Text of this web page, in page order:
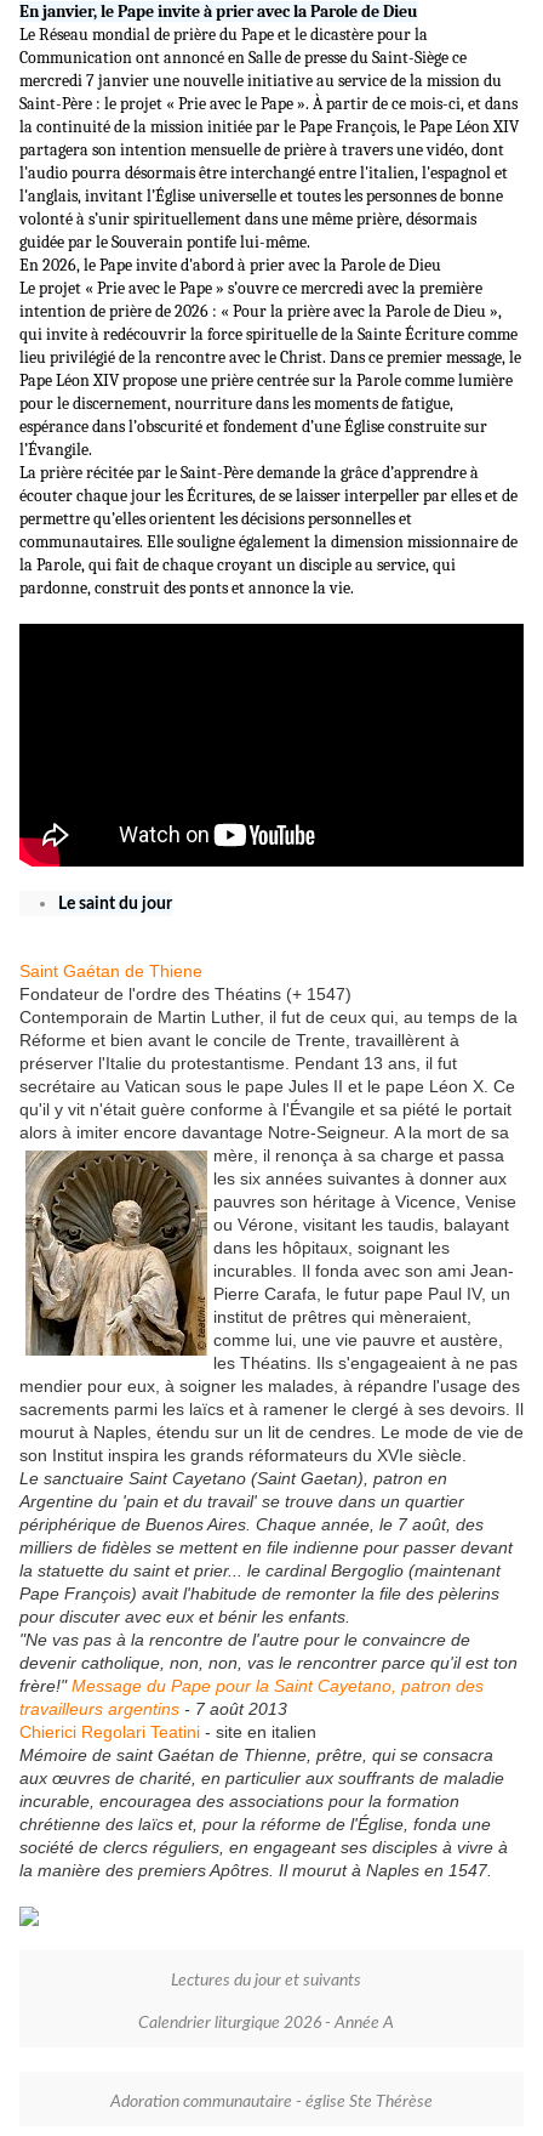
En janvier, le Pape invite à prier avec la Parole de Dieu
Le Réseau mondial de prière du Pape et le dicastère pour la
Communication ont annoncé en Salle de presse du Saint-Siège ce
mercredi 7 janvier une nouvelle initiative au service de la mission du
Saint-Père : le projet « Prie avec le Pape ». À partir de ce mois-ci, et dans
la continuité de la mission initiée par le Pape François, le Pape Léon XIV
partagera son intention mensuelle de prière à travers une vidéo, dont
l'audio pourra désormais être interchangé entre l'italien, l'espagnol et
l'anglais, invitant l’Église universelle et toutes les personnes de bonne
volonté à s’unir spirituellement dans une même prière, désormais
guidée par le Souverain pontife lui-même.
En 2026, le Pape invite d'abord à prier avec la Parole de Dieu
Le projet « Prie avec le Pape » s’ouvre ce mercredi avec la première
intention de prière de 2026 : « Pour la prière avec la Parole de Dieu »,
qui invite à redécouvrir la force spirituelle de la Sainte Écriture comme
lieu privilégié de la rencontre avec le Christ. Dans ce premier message, le
Pape Léon XIV propose une prière centrée sur la Parole comme lumière
pour le discernement, nourriture dans les moments de fatigue,
espérance dans l’obscurité et fondement d’une Église construite sur
l’Évangile.
La prière récitée par le Saint-Père demande la grâce d’apprendre à
écouter chaque jour les Écritures, de se laisser interpeller par elles et de
permettre qu’elles orientent les décisions personnelles et
communautaires. Elle souligne également la dimension missionnaire de
la Parole, qui fait de chaque croyant un disciple au service, qui
pardonne, construit des ponts et annonce la vie.
Le saint du jour
Saint Gaétan de Thiene
Fondateur de l'ordre des Théatins (+ 1547)
Contemporain de Martin Luther, il fut de ceux qui, au temps de la
Réforme et bien avant le concile de Trente, travaillèrent à
préserver l'Italie du protestantisme. Pendant 13 ans, il fut
secrétaire au Vatican sous le pape Jules II et le pape Léon X. Ce
qu'il y vit n'était guère conforme à l'Évangile et sa piété le portait
alors à imiter encore davantage Notre-Seigneur. A la mort de sa
mère, il renonça à sa charge et passa
les six années suivantes à donner aux
pauvres son héritage à Vicence, Venise
ou Vérone, visitant les taudis, balayant
dans les hôpitaux, soignant les
incurables. Il fonda avec son ami Jean-
Pierre Carafa, le futur pape Paul IV, un
institut de prêtres qui mèneraient,
comme lui, une vie pauvre et austère,
les Théatins. Ils s'engageaient à ne pas
mendier pour eux, à soigner les malades, à répandre l'usage des
sacrements parmi les laïcs et à ramener le clergé à ses devoirs. Il
mourut à Naples, étendu sur un lit de cendres. Le mode de vie de
son Institut inspira les grands réformateurs du XVIe siècle.
Le sanctuaire Saint Cayetano (Saint Gaetan), patron en
Argentine du 'pain et du travail' se trouve dans un quartier
périphérique de Buenos Aires. Chaque année, le 7 août, des
milliers de fidèles se mettent en file indienne pour passer devant
la statuette du saint et prier... le cardinal Bergoglio (maintenant
Pape François) avait l'habitude de remonter la file des pèlerins
pour discuter avec eux et bénir les enfants.
"Ne vas pas à la rencontre de l'autre pour le convaincre de
devenir catholique, non, non, vas le rencontrer parce qu'il est ton
frère!"Message du Pape pour la Saint Cayetano, patron des
travailleurs argentins - 7 août 2013
Chierici Regolari Teatini - site en italien
Mémoire de saint Gaétan de Thienne, prêtre, qui se consacra
aux œuvres de charité, en particulier aux souffrants de maladie
incurable, encouragea des associations pour la formation
chrétienne des laïcs et, pour la réforme de l'Église, fonda une
société de clercs réguliers, en engageant ses disciples à vivre à
la manière des premiers Apôtres. Il mourut à Naples en 1547.
Lectures du jour et suivants
Calendrier liturgique 2026 - Année A
Adoration communautaire - église Ste Thérèse